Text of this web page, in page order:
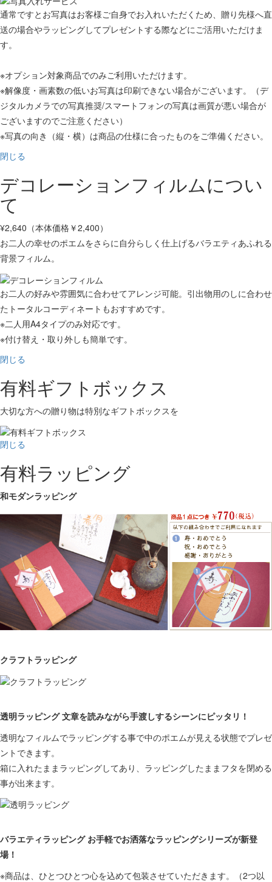
通常ですとお写真はお客様ご自身でお入れいただくため、贈り先様へ直
送の場合やラッピングしてプレゼントする際などにご活用いただけま
す。
※オプション対象商品でのみご利用いただけます。
※解像度・画素数の低いお写真は印刷できない場合がございます。（デ
ジタルカメラでの写真推奨/スマートフォンの写真は画質が悪い場合が
ございますのでご注意ください）
※写真の向き（縦・横）は商品の仕様に合ったものをご準備ください。
閉じる
デコレーションフィルムについ
て
¥2,640（本体価格￥2,400）
お二人の幸せのポエムをさらに自分らしく仕上げるバラエティあふれる
背景フィルム。
お二人の好みや雰囲気に合わせてアレンジ可能。引出物用のしに合わせ
たトータルコーディネートもおすすめです。
※二人用A4タイプのみ対応です。
※付け替え・取り外しも簡単です。
閉じる
有料ギフトボックス
大切な方への贈り物は特別なギフトボックスを
閉じる
有料ラッピング
和モダンラッピング
クラフトラッピング
透明ラッピング 文章を読みながら手渡しするシーンにピッタリ！
透明なフィルムでラッピングする事で中のポエムが見える状態でプレゼ
ントできます。
箱に入れたままラッピングしてあり、ラッピングしたままフタを閉める
事が出来ます。
バラエティラッピング お手軽でお洒落なラッピングシリーズが新登
場！
※商品は、ひとつひとつ心を込めて包装させていただきます。（2つ以